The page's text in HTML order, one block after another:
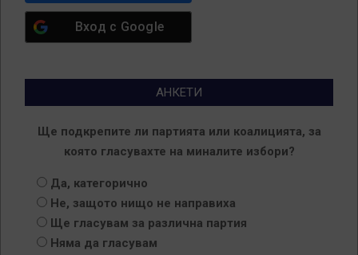
Вход с Google
АНКЕТИ
Ще подкрепите ли партията или коалицията, за
която гласувахте на миналите избори?
Да, категорично
Не, защото нищо не направиха
Ще гласувам за различна партия
Няма да гласувам